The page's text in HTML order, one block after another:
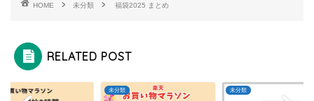
HOME 未分類 福袋2025 まとめ
RELATED POST
未分類 未分類